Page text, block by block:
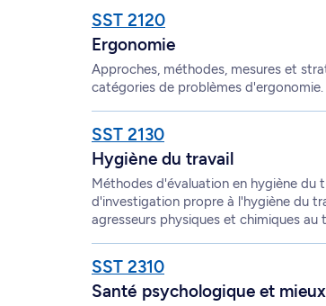
SST 2120
Ergonomie
Approches, méthodes, mesures et
catégories de problèmes
SST 2130
Hygiène du travail
Méthodes d'évaluation en hygiène du
d'investigation propre à l'hygiène du
agresseurs physiques et chimiques au
SST 2310
Santé psychologique et